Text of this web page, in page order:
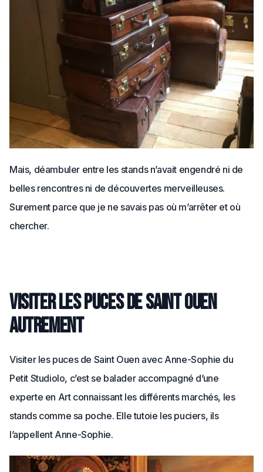
Mais, déambuler entre les stands n’avait engendré ni de
belles rencontres ni de découvertes merveilleuses.
Surement parce que je ne savais pas où m’arrêter et où
chercher.
Visiter les puces de Saint Ouen
autrement
Visiter les puces de Saint Ouen avec Anne-Sophie du
Petit Studiolo, c’est se balader accompagné d’une
experte en Art connaissant les différents marchés, les
stands comme sa poche. Elle tutoie les puciers, ils
l’appellent Anne-Sophie.